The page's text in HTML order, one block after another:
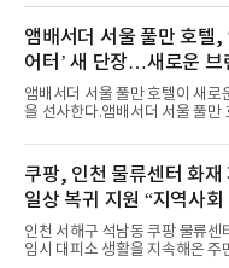
력을 앞세워 매 무대 색다른 볼거
특히 화사한 파스텔 톤의 비치웨
마린룩, 햇살 아래 반짝이는 물
스커트, 강렬한 붉은 계열의 스
다른 매력을 선보였다. 브브걸은
패션을 완벽하게 소화하며 보
앰배서더 서울 풀만 호텔,
어터’ 새 단장…새로운 브
사
앰배서더 서울 풀만 호텔이 새로
을 선사한다.앰배서더 서울 풀만
이야기를 담은 인형 극장 콘셉트
시어터(Ambird Theater)’를 새
다”고 밝혔다.앰배서더 서울 풀
한편에 마련된 앰버드 존을 통해
관을 소개해왔다. 앰버드 존은
행 중 수집한 다양한 굿즈를 전시
닛(Ambird Planet)과 계절별 플
쿠팡, 인천 물류센터 화재
일상 복귀 지원 “지역사
력”
인천 서해구 석남동 쿠팡 물류센
임시 대피소 생활을 지속해온 주